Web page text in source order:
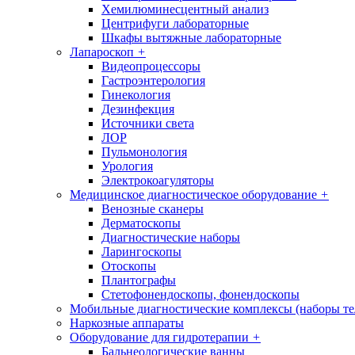
Хемилюминесцентный анализ
Центрифуги лабораторные
Шкафы вытяжные лабораторные
Лапароскоп +
Видеопроцессоры
Гастроэнтерология
Гинекология
Дезинфекция
Источники света
ЛОР
Пульмонология
Урология
Электрокоагуляторы
Медицинское диагностическое оборудование +
Венозные сканеры
Дерматоскопы
Диагностические наборы
Ларингоскопы
Отоскопы
Плантографы
Стетофонендоскопы, фонендоскопы
Мобильные диагностические комплексы (наборы
Наркозные аппараты
Оборудование для гидротерапии +
Бальнеологические ванны